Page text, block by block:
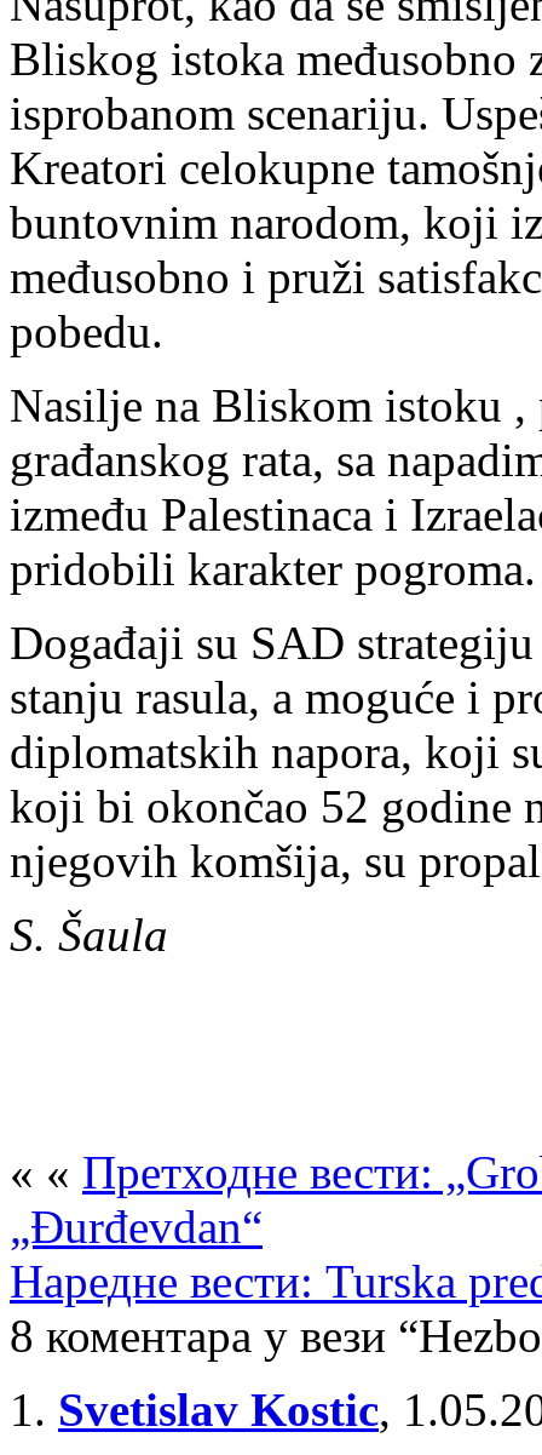
Bliskog istoka međusobno
isprobanom scenariju.
Kreatori celokupne
buntovnim narodom, koji
međusobno i pruži
pobedu.
Nasilje na Bliskom istoku
građanskog rata, sa
između Palestinaca i
pridobili karakter pogroma.
Događaji su SAD
stanju rasula, a moguće i
diplomatskih napora, koji
koji bi okončao 52 godine
njegovih komšija, su
S. Šaula
« « Претходне вести:
„Đurđevdan“
Наредне вести: Turska
8 коментара у вези
Svetislav Kostic,